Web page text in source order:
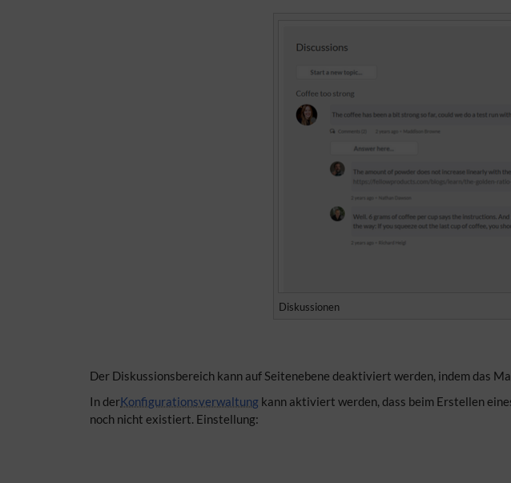
Diskussionen
Der Diskussionsbereich kann auf Seitenebene deaktiviert werden, indem das
In derKonfigurationsverwaltung kann aktiviert werden, dass beim Erstellen
noch nicht existiert. Einstellung: